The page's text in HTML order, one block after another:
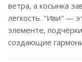
ветра, а косынка
лёгкость. "Иви" —
элементе,
создающие